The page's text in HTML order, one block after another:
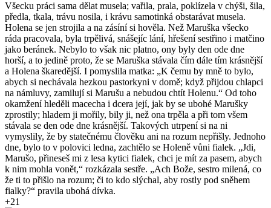
Všecku práci sama dělat musela; vařila, prala, poklízela v chýši, šila,
předla, tkala, trávu nosila, i krávu samotinká obstarávat musela.
Holena se jen strojila a na zásíní si hověla. Než Maruška všecko
ráda pracovala, byla trpělivá, snášejíc lání, hřešení sestřino i matčino
jako beránek. Nebylo to však nic platno, ony byly den ode dne
horší, a to jedině proto, že se Maruška stávala čím dále tím krásnější
a Holena škaredější. I pomyslila matka: „K čemu by mně to bylo,
abych si nechávala hezkou pastorkyni v domě; když přijdou chlapci
na námluvy, zamilují si Marušu a nebudou chtít Holenu.“ Od toho
okamžení hleděli macecha i dcera její, jak by se ubohé Marušky
zprostily; hladem ji mořily, bily ji, než ona trpěla a při tom všem
stávala se den ode dne krásnější. Takových utrpení si na ni
vymyslily, že by statečnému člověku ani na rozum nepřišly. Jednoho
dne, bylo to v polovici ledna, zachtělo se Holeně vůni fialek. „Jdi,
Marušo, přineseš mi z lesa kytici fialek, chci je mít za pasem, abych
k nim mohla vonět,“ rozkázala sestře. „Ach Bože, sestro milená, co
že ti to přišlo na rozum; či to kdo slýchal, aby rostly pod sněhem
fialky?“ pravila ubohá dívka.
+21